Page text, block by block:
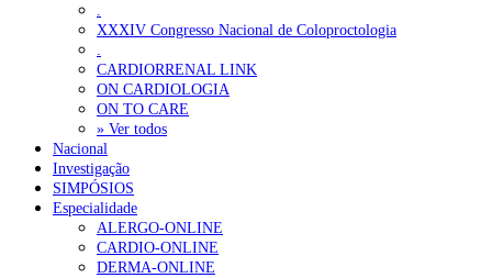
Ministério prepara regras para acompanhamento da gravidez de
baixo risco por enfermeiros especialistas
Presidente da República promulga clarificação dos incentivos a
médicos por trabalho suplementar
NOTÍCIAS MAIS LIDAS
1.º Episódio do Podcast “Frequência Cardio – Sintoniza-
te na Insuficiência Cardíaca” da Bayer
207 visualizações
.
XXXIV Congresso Nacional de Coloproctologia
.
CARDIORRENAL LINK
ON CARDIOLOGIA
ON TO CARE
» Ver todos
Nacional
Investigação
SIMPÓSIOS
Especialidade
ALERGO-ONLINE
CARDIO-ONLINE
DERMA-ONLINE